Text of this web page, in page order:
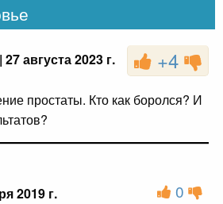
| 27 августа 2023 г. +4
простаты. Кто как боролся? И
2019 г. 0